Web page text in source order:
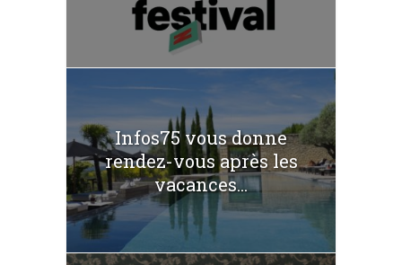
Infos75 vous donne
rendez-vous après les
vacances...